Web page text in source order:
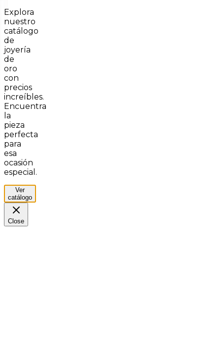
Explora
nuestro
catálogo
de
joyería
de
oro
con
precios
increíbles.
Encuentra
la
pieza
perfecta
para
esa
ocasión
especial.
Ver
catálogo
Close